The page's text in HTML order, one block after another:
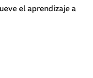
el aprendizaje a